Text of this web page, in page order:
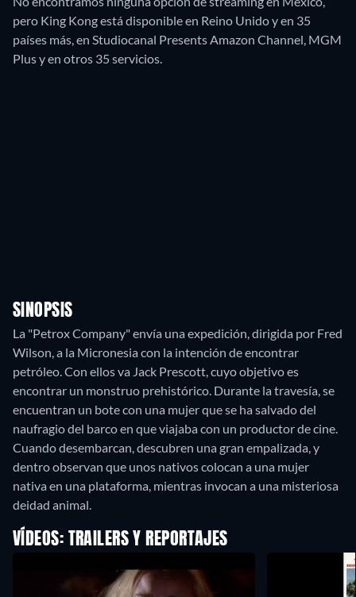
pero King Kong está disponible en Reino Unido y en 35
países más, en Studiocanal Presents Amazon Channel, MGM
Plus y en otros 35 servicios.
SINOPSIS
La "Petrox Company" envía una expedición, dirigida por Fred
Wilson, a la Micronesia con la intención de encontrar
petróleo. Con ellos va Jack Prescott, cuyo objetivo es
encontrar un monstruo prehistórico. Durante la travesía, se
encuentran un bote con una mujer que se ha salvado del
naufragio del barco en que viajaba con un productor de cine.
Cuando desembarcan, descubren una gran empalizada, y
dentro observan que unos nativos colocan a una mujer
nativa en una plataforma, mientras invocan a una misteriosa
deidad animal.
VÍDEOS: TRAILERS Y REPORTAJES